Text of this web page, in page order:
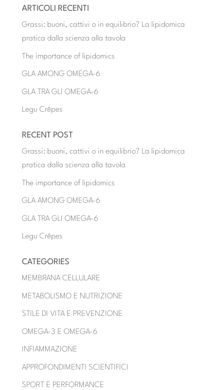
ARTICOLI RECENTI
Grassi: buoni, cattivi o in equilibrio? La lipidomica
pratica dalla scienza alla tavola
The importance of lipidomics
GLA AMONG OMEGA-6
GLA TRA GLI OMEGA-6
Legu Crêpes
RECENT POST
Grassi: buoni, cattivi o in equilibrio? La lipidomica
pratica dalla scienza alla tavola
The importance of lipidomics
GLA AMONG OMEGA-6
GLA TRA GLI OMEGA-6
Legu Crêpes
CATEGORIES
MEMBRANA CELLULARE
METABOLISMO E NUTRIZIONE
STILE DI VITA E PREVENZIONE
OMEGA-3 E OMEGA-6
INFIAMMAZIONE
APPROFONDIMENTI SCIENTIFICI
SPORT E PERFORMANCE